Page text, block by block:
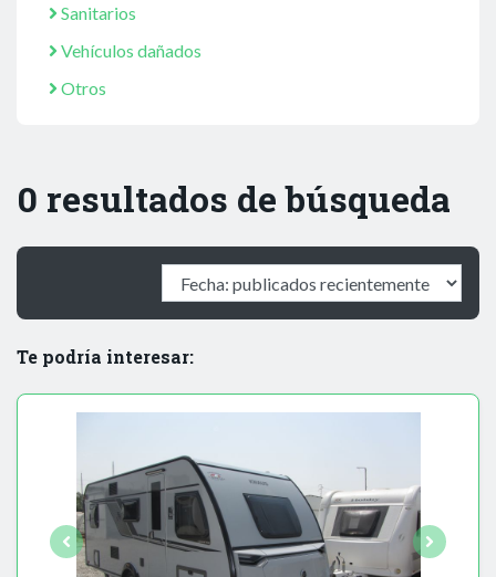
Sanitarios
Vehículos dañados
Otros
0 resultados de búsqueda
Te podría interesar: